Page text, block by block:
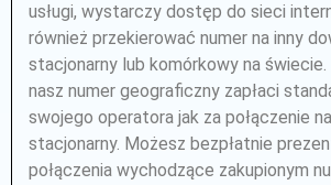
usługi, wystarczy dostęp do sieci
również przekierować numer na inny
stacjonarny lub komórkowy na świecie.
nasz numer geograficzny zapłaci
swojego operatora jak za połączenie
stacjonarny. Możesz bezpłatnie
połączenia wychodzące zakupionym